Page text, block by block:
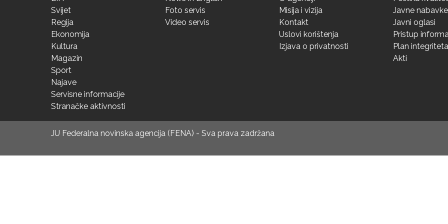
Svijet
Regija
Ekonomija
Kultura
Magazin
Sport
Najave
Servisne informacije
Stranačke aktivnosti
Foto servis
Video servis
Misija i vizija
Kontakt
Uslovi korištenja
Izjava o privatnosti
Javne nabavke
Javni oglasi
Pristup
Plan integriteta
Akti
JU Federalna novinska agencija (FENA) - Sva prava zadržana